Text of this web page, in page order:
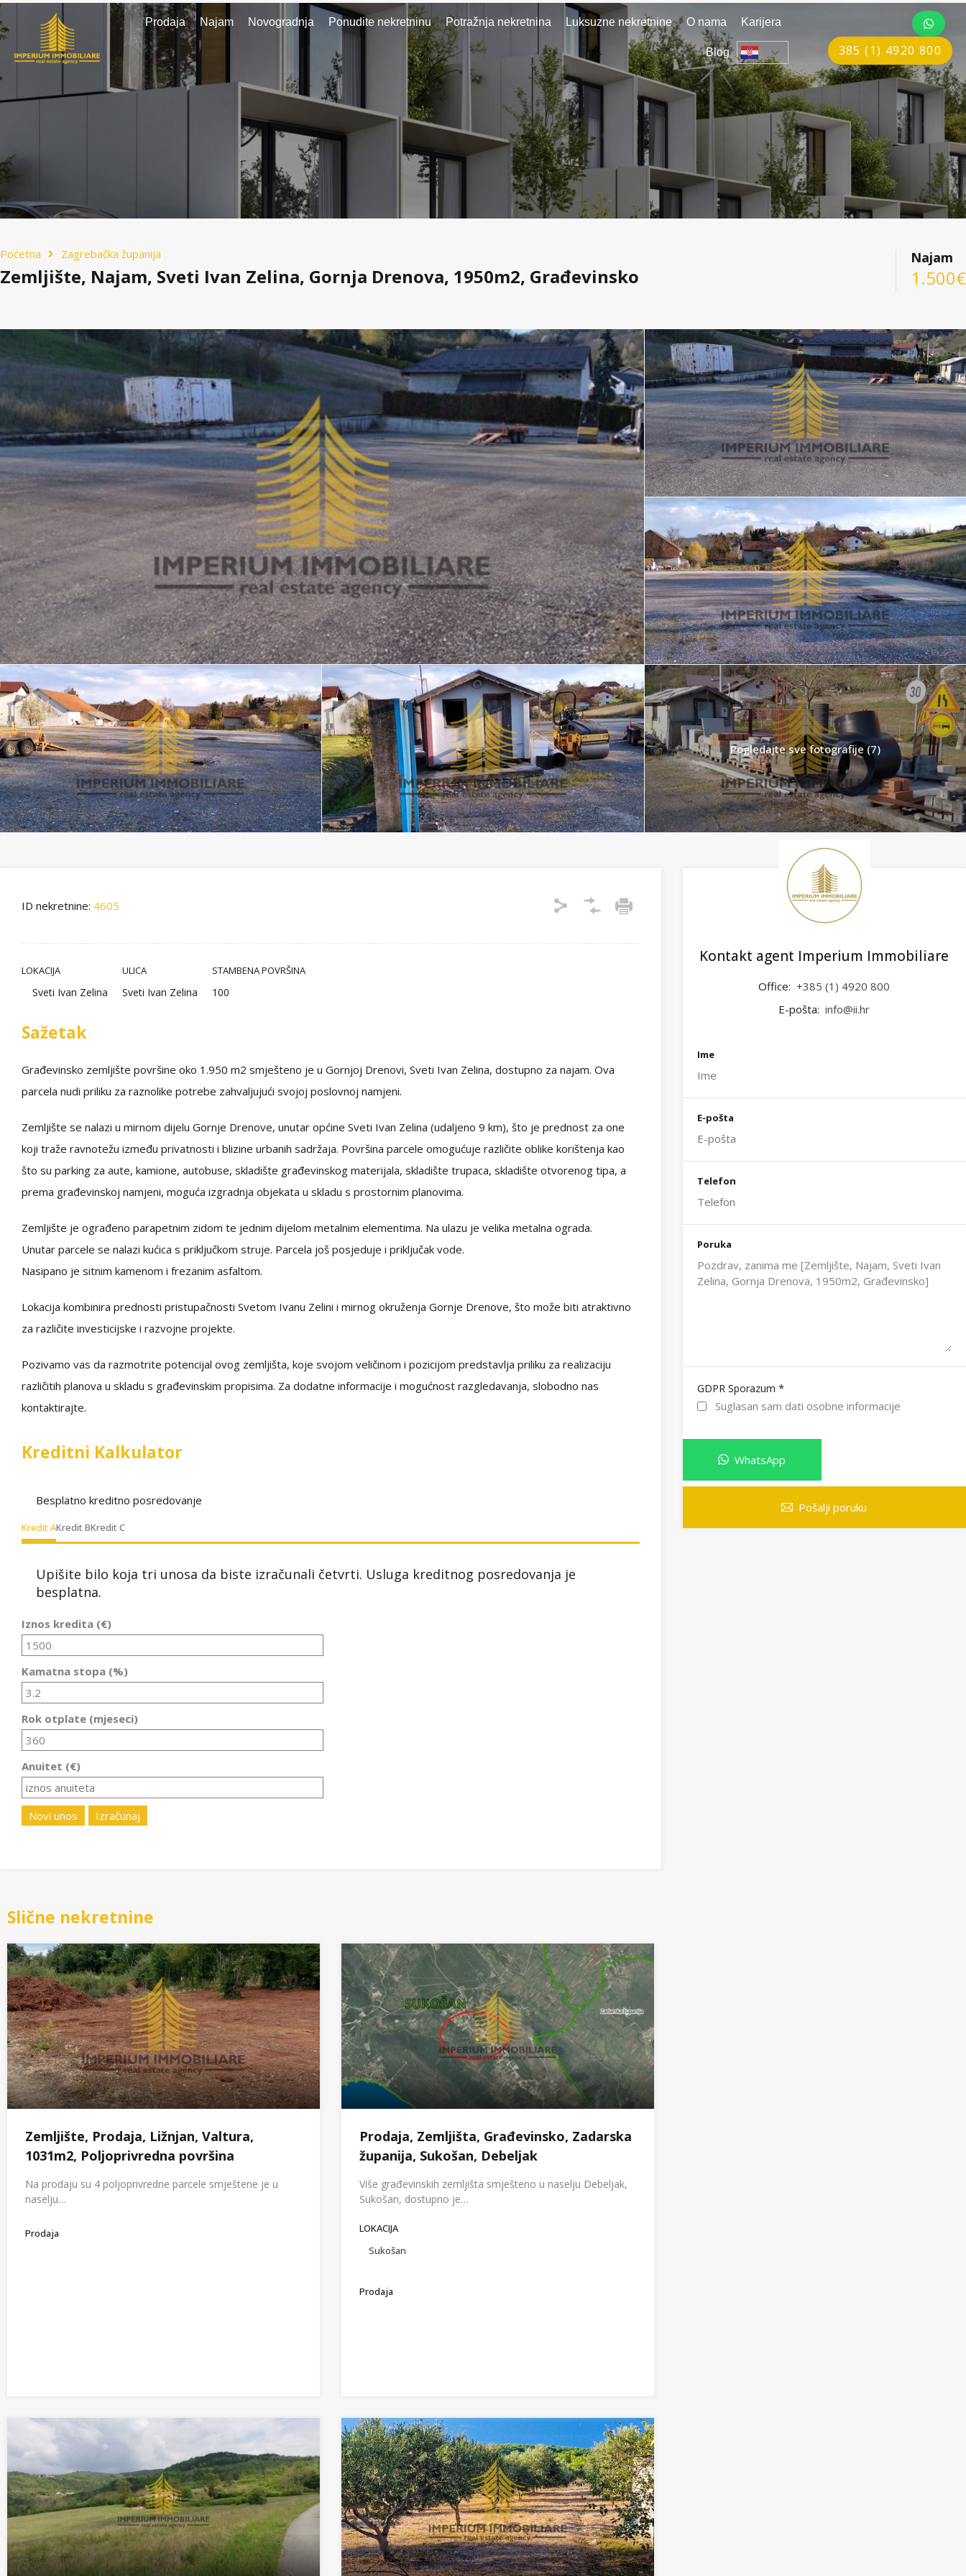
Prodaja Najam Novogradnja Ponudite nekretninu Potražnja nekretnina Luksuzne nekretnine O nama Karijera
Blog 385 (1) 4920 800
Poćetna Zagrebačka županija
Zemljište, Najam, Sveti Ivan Zelina, Gornja Drenova, 1950m2, Građevinsko
Najam
1.500€
Pogledajte sve fotografije (7)
ID nekretnine: 4605
LOKACIJA
Sveti Ivan Zelina
ULICA
Sveti Ivan Zelina
STAMBENA POVRŠINA
100
Sažetak
Građevinsko zemljište površine oko 1.950 m2 smješteno je u Gornjoj Drenovi, Sveti Ivan Zelina, dostupno za najam. Ova
parcela nudi priliku za raznolike potrebe zahvaljujući svojoj poslovnoj namjeni.
Zemljište se nalazi u mirnom dijelu Gornje Drenove, unutar općine Sveti Ivan Zelina (udaljeno 9 km), što je prednost za one
koji traže ravnotežu između privatnosti i blizine urbanih sadržaja. Površina parcele omogućuje različite oblike korištenja kao
što su parking za aute, kamione, autobuse, skladište građevinskog materijala, skladište trupaca, skladište otvorenog tipa, a
prema građevinskoj namjeni, moguća izgradnja objekata u skladu s prostornim planovima.
Zemljište je ograđeno parapetnim zidom te jednim dijelom metalnim elementima. Na ulazu je velika metalna ograda.
Unutar parcele se nalazi kućica s priključkom struje. Parcela još posjeduje i priključak vode.
Nasipano je sitnim kamenom i frezanim asfaltom.
Lokacija kombinira prednosti pristupačnosti Svetom Ivanu Zelini i mirnog okruženja Gornje Drenove, što može biti atraktivno
za različite investicijske i razvojne projekte.
Pozivamo vas da razmotrite potencijal ovog zemljišta, koje svojom veličinom i pozicijom predstavlja priliku za realizaciju
različitih planova u skladu s građevinskim propisima. Za dodatne informacije i mogućnost razgledavanja, slobodno nas
kontaktirajte.
Kreditni Kalkulator
Besplatno kreditno posredovanje
Kredit AKredit BKredit C
Upišite bilo koja tri unosa da biste izračunali četvrti. Usluga kreditnog posredovanja je
besplatna.
Iznos kredita (€)
Kamatna stopa (%)
Rok otplate (mjeseci)
Anuitet (€)
Novi unos Izračunaj
Slične nekretnine
Zemljište, Prodaja, Ližnjan, Valtura,
1031m2, Poljoprivredna površina
Na prodaju su 4 poljoprivredne parcele smještene je u
naselju…
Prodaja
Prodaja, Zemljišta, Građevinsko, Zadarska
županija, Sukošan, Debeljak
Više građevinskih zemljišta smješteno u naselju Debeljak,
Sukošan, dostupno je…
LOKACIJA
Sukošan
Prodaja
Kontakt agent Imperium Immobiliare
Office: +385 (1) 4920 800
E-pošta: info@ii.hr
Ime
E-pošta
Telefon
Poruka
GDPR Sporazum *
Suglasan sam dati osobne informacije
WhatsApp
Pošalji poruku